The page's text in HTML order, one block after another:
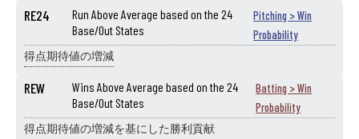
RE24
Run Above Average based on the 24
Base/Out States
Pitching > Win
Probability
得点期待値の増減
REW
Wins Above Average based on the 24
Base/Out States
Batting > Win
Probability
得点期待値の増減を基にした勝利貢献